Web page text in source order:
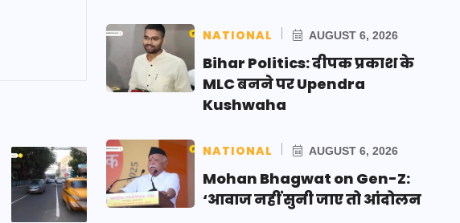
NATIONAL AUGUST 6, 2026
Bihar Politics: दीपक प्रकाश के
MLC बनने पर Upendra
Kushwaha
NATIONAL AUGUST 6, 2026
Mohan Bhagwat on Gen-Z:
‘आवाज नहीं सुनी जाए तो आंदोलन